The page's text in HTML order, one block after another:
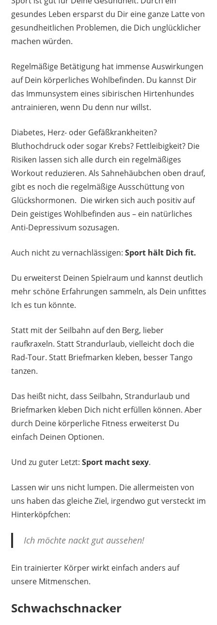
gesundes Leben ersparst du Dir eine ganze Latte von
gesundheitlichen Problemen, die Dich unglücklicher
machen würden.
Regelmäßige Betätigung hat immense Auswirkungen
auf Dein körperliches Wohlbefinden. Du kannst Dir
das Immunsystem eines sibirischen Hirtenhundes
antrainieren, wenn Du denn nur willst.
Diabetes, Herz- oder Gefäßkrankheiten?
Bluthochdruck oder sogar Krebs? Fettleibigkeit? Die
Risiken lassen sich alle durch ein regelmäßiges
Workout reduzieren. Als Sahnehäubchen oben drauf,
gibt es noch die regelmäßige Ausschüttung von
Glückshormonen. Die wirken sich auch positiv auf
Dein geistiges Wohlbefinden aus – ein natürliches
Anti-Depressivum sozusagen.
Auch nicht zu vernachlässigen: Sport hält Dich fit.
Du erweiterst Deinen Spielraum und kannst deutlich
mehr schöne Erfahrungen sammeln, als Dein unfittes
Ich es tun könnte.
Statt mit der Seilbahn auf den Berg, lieber
raufkraxeln. Statt Strandurlaub, vielleicht doch die
Rad-Tour. Statt Briefmarken kleben, besser Tango
tanzen.
Das heißt nicht, dass Seilbahn, Strandurlaub und
Briefmarken kleben Dich nicht erfüllen können. Aber
durch Deine körperliche Fitness erweiterst Du
einfach Deinen Optionen.
Und zu guter Letzt: Sport macht sexy.
Lassen wir uns nicht lumpen. Die allermeisten von
uns haben das gleiche Ziel, irgendwo gut versteckt im
Hinterköpfchen:
Ich möchte nackt gut aussehen!
Ein trainierter Körper wirkt einfach anders auf
unsere Mitmenschen.
Schwachschnacker